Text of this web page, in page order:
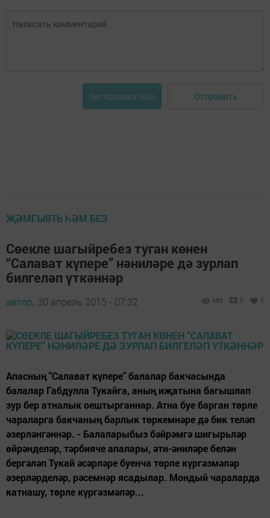
Авторизоваться Отправить
ҖӘМГЫЯТЬ ҺӘМ БЕЗ
Сөекле шагыйребез туган көнен
“Салават күпере” нәниләре дә зурлап
билгеләп үткәннәр
автор, 30 апрель 2015 - 07:32 685 0 0
Апасның "Салават күпере" балалар бакчасында
балалар Габдулла Тукайга, аның иҗатына багышлап
зур бер атналык оештырганнар. Атна буе барган төрле
чараларга бакчаның барлык төркемнәре дә бик теләп
әзерләнгәннәр. - Балаларыбыз бәйрәмгә шигырьләр
өйрәнделәр, тәрбияче апалары, әти-әниләре белән
бергәләп Тукай әсәрләре буенча төрле күргәзмәләр
әзерләрделәр, рәсемнәр ясадылар. Мондый чараларда
катнашу, төрле күргәзмәләр...